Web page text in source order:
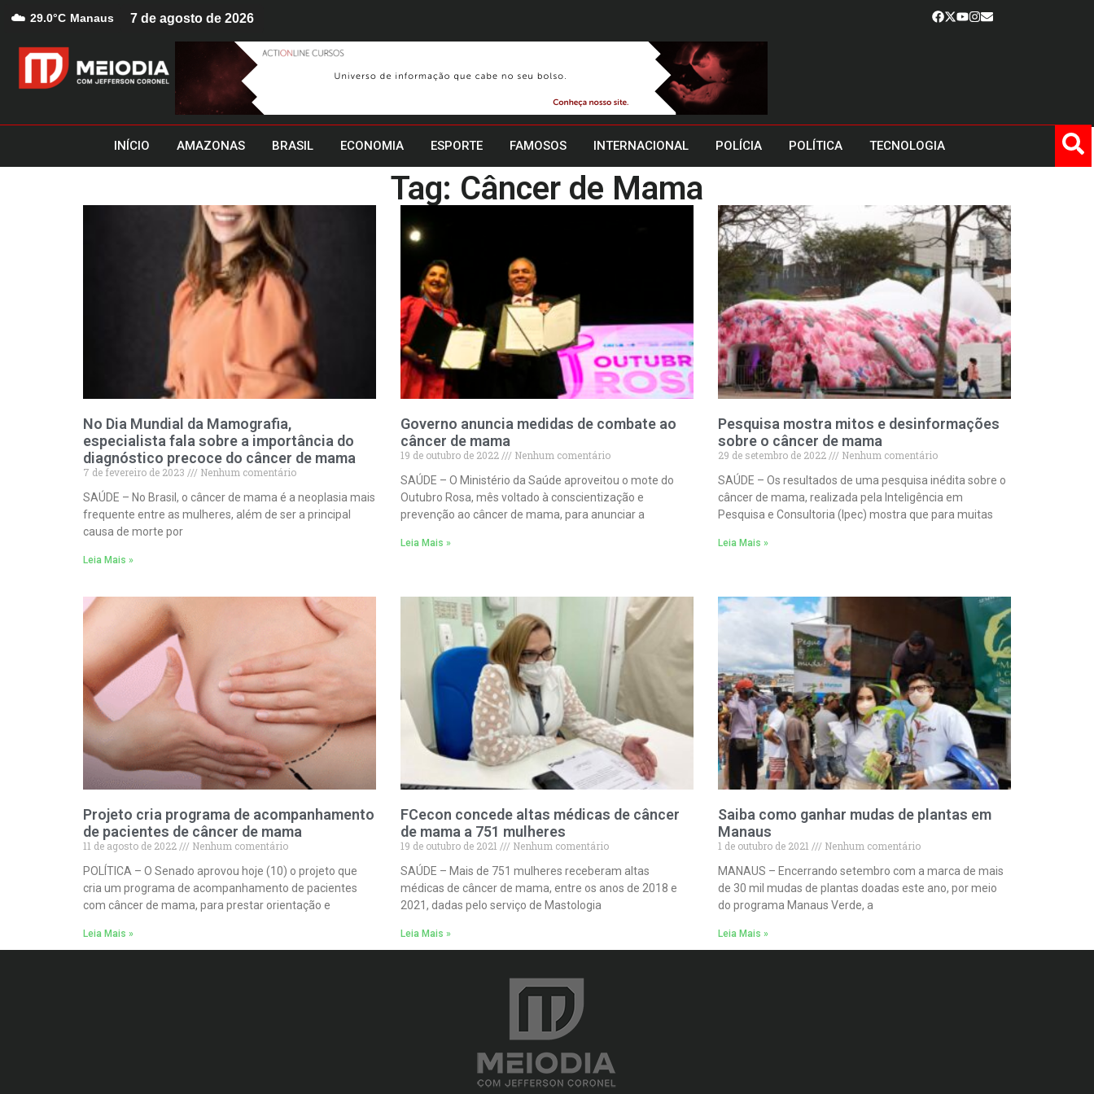
☁️ 29.0°C Manaus 7 de agosto de 2026
INÍCIO AMAZONAS BRASIL ECONOMIA ESPORTE FAMOSOS INTERNACIONAL POLÍCIA POLÍTICA TECNOLOGIA
Tag: Câncer de Mama
No Dia Mundial da Mamografia,
especialista fala sobre a importância do
diagnóstico precoce do câncer de mama
7 de fevereiro de 2023
Nenhum comentário
SAÚDE – No Brasil, o câncer de mama é a neoplasia mais
frequente entre as mulheres, além de ser a principal
causa de morte por
Leia Mais »
Governo anuncia medidas de combate ao
câncer de mama
19 de outubro de 2022
Nenhum comentário
SAÚDE – O Ministério da Saúde aproveitou o mote do
Outubro Rosa, mês voltado à conscientização e
prevenção ao câncer de mama, para anunciar a
Leia Mais »
Pesquisa mostra mitos e desinformações
sobre o câncer de mama
29 de setembro de 2022
Nenhum comentário
SAÚDE – Os resultados de uma pesquisa inédita sobre o
câncer de mama, realizada pela Inteligência em
Pesquisa e Consultoria (Ipec) mostra que para muitas
Leia Mais »
Projeto cria programa de acompanhamento
de pacientes de câncer de mama
11 de agosto de 2022
Nenhum comentário
POLÍTICA – O Senado aprovou hoje (10) o projeto que
cria um programa de acompanhamento de pacientes
com câncer de mama, para prestar orientação e
Leia Mais »
FCecon concede altas médicas de câncer
de mama a 751 mulheres
19 de outubro de 2021
Nenhum comentário
SAÚDE – Mais de 751 mulheres receberam altas
médicas de câncer de mama, entre os anos de 2018 e
2021, dadas pelo serviço de Mastologia
Leia Mais »
Saiba como ganhar mudas de plantas em
Manaus
1 de outubro de 2021
Nenhum comentário
MANAUS – Encerrando setembro com a marca de mais
de 30 mil mudas de plantas doadas este ano, por meio
do programa Manaus Verde, a
Leia Mais »